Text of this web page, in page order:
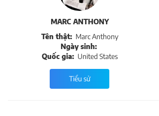
MARC ANTHONY
Tên thật: Marc Anthony
Ngày sinh:
Quốc gia: United States
Tiểu sử